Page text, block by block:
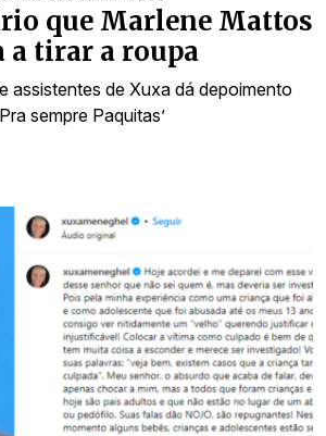
que Marlene Mattos
a tirar a roupa
assistentes de Xuxa dá depoimento
sempre Paquitas’